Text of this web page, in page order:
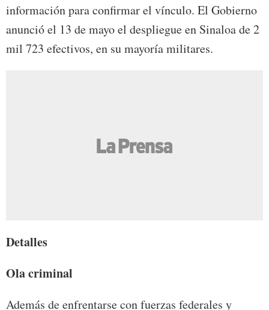
información para confirmar el vínculo. El Gobierno
anunció el 13 de mayo el despliegue en Sinaloa de 2
mil 723 efectivos, en su mayoría militares.
Detalles
Ola criminal
Además de enfrentarse con fuerzas federales y